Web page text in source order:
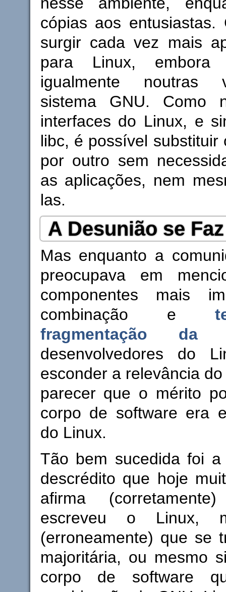
cópias aos entusiastas.
surgir cada vez mais
para Linux, embora
igualmente noutras
sistema GNU. Como
interfaces do Linux, e
libc, é possível substituir
por outro sem
as aplicações, nem
las.
A Desunião se
Mas enquanto a
preocupava em
componentes mais
combinação e
fragmentação da
desenvolvedores do
esconder a relevância
parecer que o mérito
corpo de software era
do Linux.
Tão bem sucedida foi a
descrédito que hoje
afirma
escreveu o Linux,
(erroneamente) que se
majoritária, ou mesmo
corpo de software